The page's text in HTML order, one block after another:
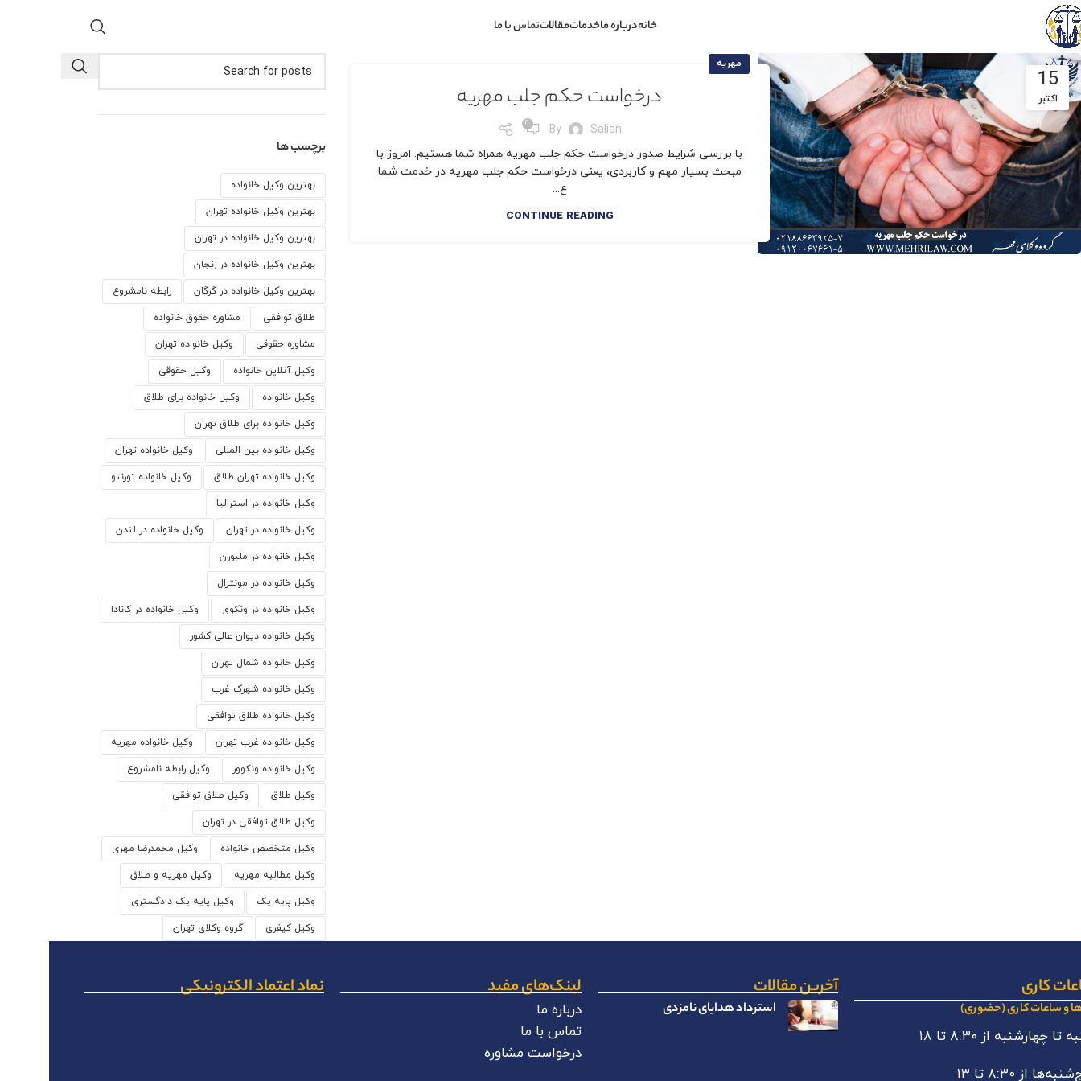
خانهدرباره ماخدماتمقالاتتماس با ما
15
اکتبر
مهریه
درخواست حکم جلب مهریه
By Salian
0
با بررسی شرایط صدور درخواست حکم جلب مهریه همراه شما هستیم. امروز با
مبحث بسیار مهم و کاربردی، یعنی درخواست حکم جلب مهریه در خدمت شما
ع...
CONTINUE READING
برچسب ها
بهترین وکیل خانواده
بهترین وکیل خانواده تهران
بهترین وکیل خانواده در تهران
بهترین وکیل خانواده در زنجان
بهترین وکیل خانواده در گرگان رابطه نامشروع
طلاق توافقی مشاوره حقوق خانواده
مشاوره حقوقی وكيل خانواده تهران
وکیل آنلاین خانواده وکیل حقوقی
وکیل خانواده وکیل خانواده برای طلاق
وکیل خانواده برای طلاق تهران
وکیل خانواده بین المللی وکیل خانواده تهران
وکیل خانواده تهران طلاق وکیل خانواده تورنتو
وکیل خانواده در استرالیا
وکیل خانواده در تهران وکیل خانواده در لندن
وکیل خانواده در ملبورن
وکیل خانواده در مونترال
وکیل خانواده در ونکوور وکیل خانواده در کانادا
وکیل خانواده دیوان عالی کشور
وکیل خانواده شمال تهران
وکیل خانواده شهرک غرب
وکیل خانواده طلاق توافقی
وکیل خانواده غرب تهران وکیل خانواده مهریه
وکیل خانواده ونکوور وکیل رابطه نامشروع
وکیل طلاق وکیل طلاق توافقی
وکیل طلاق توافقی در تهران
وکیل متخصص خانواده وکیل محمدرضا مهری
وکیل مطالبه مهریه وکیل مهریه و طلاق
وکیل پایه یک وکیل پایه یک دادگستری
وکیل کیفری گروه وکلای تهران
کاری
و ساعات کاری (حضوری)
تا چهارشنبه از ۸:۳۰ تا ۱۸
از ۸:۳۰ تا ۱۳
آخرین مقالات
استرداد هدایای نامزدی
لینک‌های مفید
درباره ما
تماس با ما
درخواست مشاوره
نماد اعتماد الکترونیکی